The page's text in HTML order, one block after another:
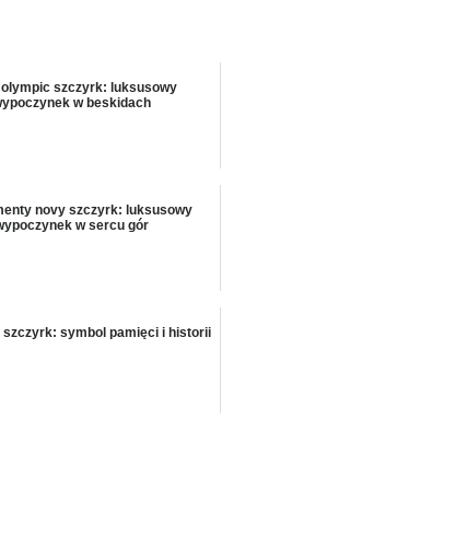
szczyrk: luksusowy
w beskidach
novy szczyrk: luksusowy
w sercu gór
szczyrk: symbol pamięci i historii